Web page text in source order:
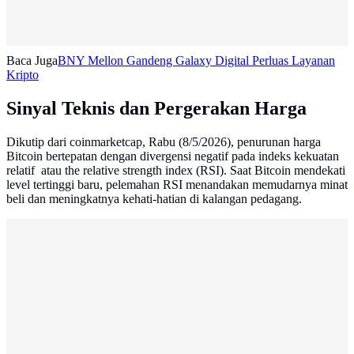
Baca JugaBNY Mellon Gandeng Galaxy Digital Perluas Layanan
Kripto
Sinyal Teknis dan Pergerakan Harga
Dikutip dari coinmarketcap, Rabu (8/5/2026), penurunan harga
Bitcoin bertepatan dengan divergensi negatif pada indeks kekuatan
relatif atau the relative strength index (RSI). Saat Bitcoin mendekati
level tertinggi baru, pelemahan RSI menandakan memudarnya minat
beli dan meningkatnya kehati-hatian di kalangan pedagang.